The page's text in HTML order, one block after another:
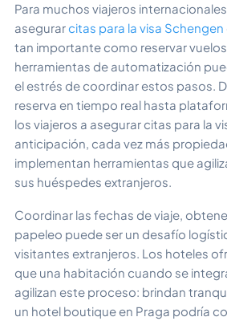
Para muchos viajeros
asegurarcitas para la visa Schengen
tan importante como reservar
herramientas de automatización
el estrés de coordinar estos pasos.
reserva en tiempo real hasta
los viajeros a asegurar citas para la
anticipación, cada vez más
implementan herramientas que
sus huéspedes extranjeros.
Coordinar las fechas de viaje,
papeleo puede ser un desafío
visitantes extranjeros. Los hoteles
que una habitación cuando se
agilizan este proceso: brindan
un hotel boutique en Praga podría